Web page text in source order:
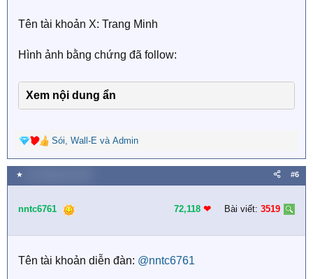
Tên tài khoản X: Trang Minh
Hình ảnh bằng chứng đã follow:
Xem nội dung ẩn
R
e
a
c
i
n
:
Sói, Wall-E và Admin
★ #6
nntc6761 72,118 ❤︎ Bài viết: 3519
Tên tài khoản diễn đàn: @nntc6761